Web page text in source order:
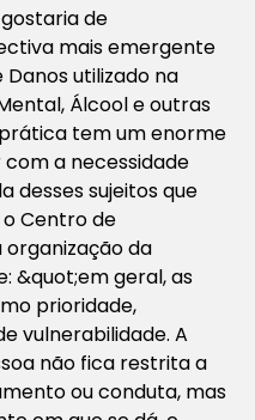
de
mais emergente
utilizado na
Álcool e outras
tem um enorme
a necessidade
desses sujeitos que
Centro de
organização da
&quot;em geral, as
prioridade,
vulnerabilidade. A
não fica restrita a
ou conduta, mas